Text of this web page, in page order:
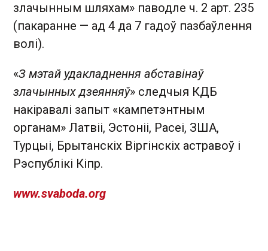
злачынным шляхам» паводле ч. 2 арт. 235
(пакаранне — ад 4 да 7 гадоў пазбаўлення
волі).
«З мэтай удакладнення абставінаў
злачынных дзеянняў» следчыя КДБ
накіравалі запыт «кампетэнтным
органам» Латвіі, Эстоніі, Расеі, ЗША,
Турцыі, Брытанскіх Віргінскіх астравоў і
Рэспублікі Кіпр.
www.svaboda.org